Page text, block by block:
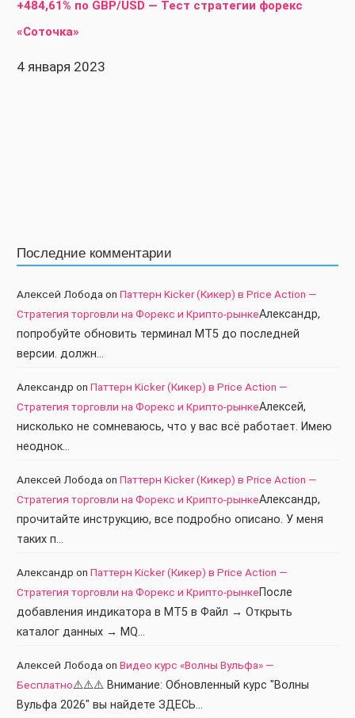
+484,61% по GBP/USD — Тест стратегии форекс
«Соточка»
4 января 2023
Последние комментарии
Алексей Лобода on Паттерн Kicker (Кикер) в Price Action —
Стратегия торговли на Форекс и Крипто-рынкеАлександр,
попробуйте обновить терминал МТ5 до последней
версии. должн…
Александр on Паттерн Kicker (Кикер) в Price Action —
Стратегия торговли на Форекс и Крипто-рынкеАлексей,
нисколько не сомневаюсь, что у вас всё работает. Имею
неоднок…
Алексей Лобода on Паттерн Kicker (Кикер) в Price Action —
Стратегия торговли на Форекс и Крипто-рынкеАлександр,
прочитайте инструкцию, все подробно описано. У меня
таких п…
Александр on Паттерн Kicker (Кикер) в Price Action —
Стратегия торговли на Форекс и Крипто-рынкеПосле
добавления индикатора в МТ5 в Файл → Открыть
каталог данных → MQ…
Алексей Лобода on Видео курс «Волны Вульфа» —
Бесплатно⚠️⚠️⚠️ Внимание: Обновленный курс "Волны
Вульфа 2026" вы найдете ЗДЕСЬ…